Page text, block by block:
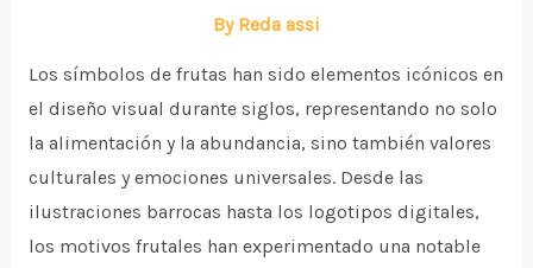
By Reda assi
Los símbolos de frutas han sido elementos icónicos en
el diseño visual durante siglos, representando no solo
la alimentación y la abundancia, sino también valores
culturales y emociones universales. Desde las
ilustraciones barrocas hasta los logotipos digitales,
los motivos frutales han experimentado una notable